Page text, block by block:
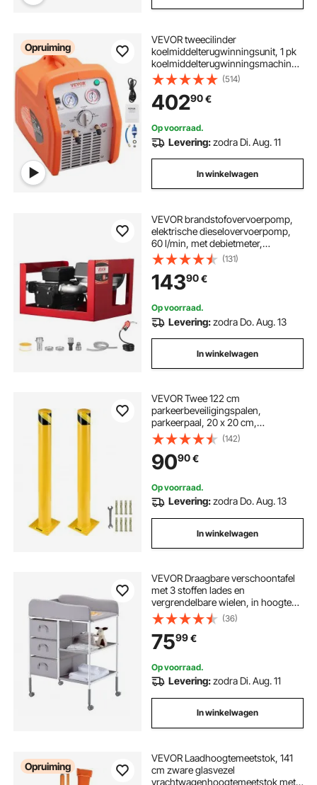
Opruiming
VEVOR tweecilinder
koelmiddelterugwinningsunit, 1 pk
koelmiddelterugwinningsmachine
220-240 V, 7,7 lbs/min
koelmiddelpompstation
(514)
40290€
Op voorraad.
Levering:zodra Di. Aug. 11
In winkelwagen
VEVOR brandstofovervoerpomp,
elektrische dieselovervoerpomp,
60 l/min, met debietmeter,
automatische afsluitklep, 2 slangen,
13,7 m opvoerhoogte, voor
kerosine en biodiesel.
(131)
14390€
Op voorraad.
Levering:zodra Do. Aug. 13
In winkelwagen
VEVOR Twee 122 cm
parkeerbeveiligingspalen,
parkeerpaal, 20 x 20 cm,
parkeerpaal, parkeerpaal,
verkeersbuispaal, geschikt voor
binnen- en buitenparkeerplaatsen
(142)
9090€
Op voorraad.
Levering:zodra Do. Aug. 13
In winkelwagen
VEVOR Draagbare verschoontafel
met 3 stoffen lades en
vergrendelbare wielen, in hoogte
verstelbare multifunctionele
babyverschoontafel met
opbergorganizer voor de
kinderkamer, grijs
(36)
7599€
Op voorraad.
Levering:zodra Di. Aug. 11
In winkelwagen
Opruiming
VEVOR Laadhoogtemeetstok, 141
cm zware glasvezel
vrachtwagenhoogtemeetstok met